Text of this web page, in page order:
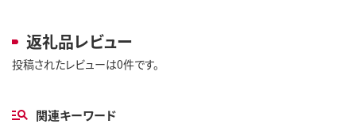
返礼品レビュー
投稿されたレビューは0件です。
関連キーワード